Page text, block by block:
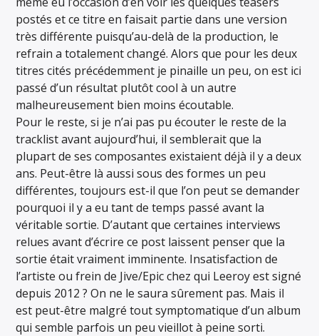
postés et ce titre en faisait partie dans une version
très différente puisqu’au-delà de la production, le
refrain a totalement changé. Alors que pour les deux
titres cités précédemment je pinaille un peu, on est ici
passé d’un résultat plutôt cool à un autre
malheureusement bien moins écoutable.
Pour le reste, si je n’ai pas pu écouter le reste de la
tracklist avant aujourd’hui, il semblerait que la
plupart de ses composantes existaient déjà il y a deux
ans. Peut-être là aussi sous des formes un peu
différentes, toujours est-il que l’on peut se demander
pourquoi il y a eu tant de temps passé avant la
véritable sortie. D’autant que certaines interviews
relues avant d’écrire ce post laissent penser que la
sortie était vraiment imminente. Insatisfaction de
l’artiste ou frein de Jive/Epic chez qui Leeroy est signé
depuis 2012 ? On ne le saura sûrement pas. Mais il
est peut-être malgré tout symptomatique d’un album
qui semble parfois un peu vieillot à peine sorti.